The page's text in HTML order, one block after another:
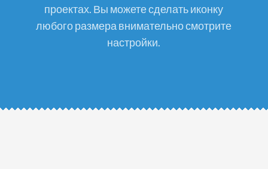
проектах. Вы можете сделать иконку
любого размера внимательно смотрите
настройки.